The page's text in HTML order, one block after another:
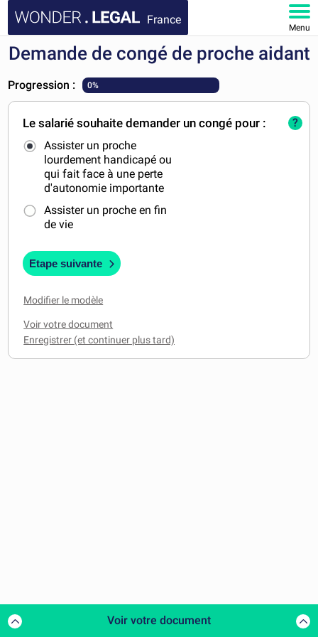
France
Menu
ACCUEIL
DOCUMENTS
FAQ
MON COMPTE
Demande de congé de proche aidant
Progression : 0%
Le salarié souhaite demander un congé pour :
Assister un proche
lourdement handicapé ou
qui fait face à une perte
d'autonomie importante
Assister un proche en fin
de vie
?
Etape suivante
Modifier le modèle
Voir votre document
Voir votre document